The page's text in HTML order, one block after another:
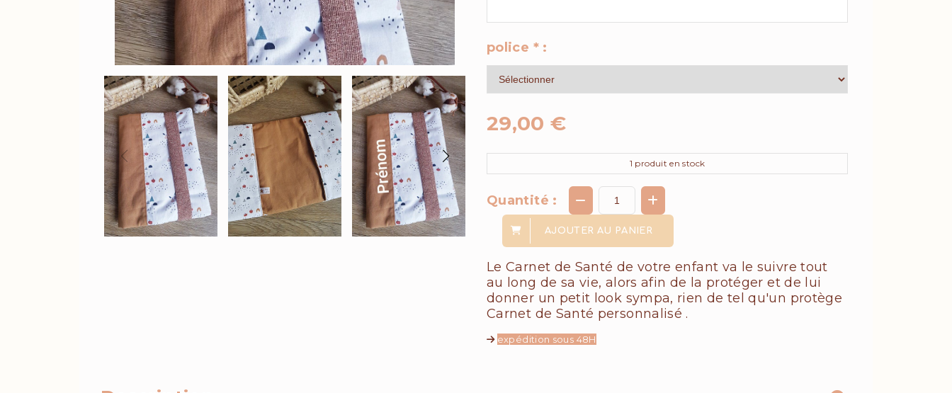
police *:
29,00 €
1 produit en stock
Quantité :
AJOUTER AU PANIER
Le Carnet de Santé de votre enfant va le suivre tout
au long de sa vie, alors afin de la protéger et de lui
donner un petit look sympa, rien de tel qu'un protège
Carnet de Santé personnalisé .
expédition sous 48H